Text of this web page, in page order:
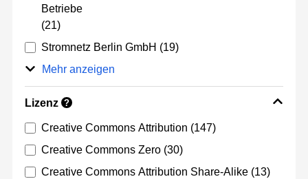
Betriebe
(21)
Stromnetz Berlin GmbH (19)
Mehr anzeigen
Lizenz ?
Creative Commons Attribution (147)
Creative Commons Zero (30)
Creative Commons Attribution Share-Alike (13)